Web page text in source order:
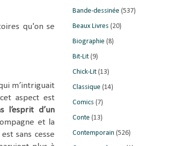
qu'on se
m’intriguait
aspect est
l’esprit d’un
et la
sans cesse
Bande-dessinée (537)
Beaux Livres (20)
Biographie (8)
Bit-Lit (9)
Chick-Lit (13)
Classique (14)
Comics (7)
Conte (13)
Contemporain (526)